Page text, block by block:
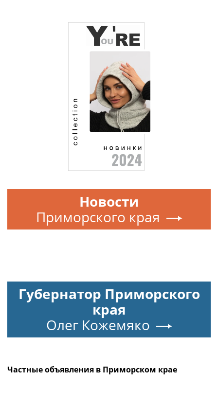
Новости
Приморского края
Губернатор Приморского
края
Олег Кожемяко
Частные объявления в Приморском крае